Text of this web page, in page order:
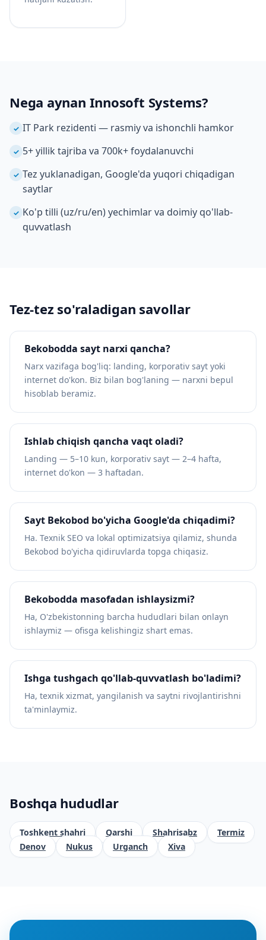
Nega aynan Innosoft Systems?
✓ IT Park rezidenti — rasmiy va ishonchli hamkor
✓ 5+ yillik tajriba va 700k+ foydalanuvchi
✓ Tez yuklanadigan, Google'da yuqori chiqadigan
saytlar
✓ Ko'p tilli (uz/ru/en) yechimlar va doimiy qo'llab-
quvvatlash
Tez-tez so'raladigan savollar
Bekobodda sayt narxi qancha?
Narx vazifaga bog'liq: landing, korporativ sayt yoki
internet do'kon. Biz bilan bog'laning — narxni bepul
hisoblab beramiz.
Ishlab chiqish qancha vaqt oladi?
Landing — 5–10 kun, korporativ sayt — 2–4 hafta,
internet do'kon — 3 haftadan.
Sayt Bekobod bo'yicha Google'da chiqadimi?
Ha. Texnik SEO va lokal optimizatsiya qilamiz, shunda
Bekobod bo'yicha qidiruvlarda topga chiqasiz.
Bekobodda masofadan ishlaysizmi?
Ha, O'zbekistonning barcha hududlari bilan onlayn
ishlaymiz — ofisga kelishingiz shart emas.
Ishga tushgach qo'llab-quvvatlash bo'ladimi?
Ha, texnik xizmat, yangilanish va saytni rivojlantirishni
ta'minlaymiz.
Boshqa hududlar
Toshkent shahri Qarshi Shahrisabz
Termiz
Denov
Nukus Urganch Xiva